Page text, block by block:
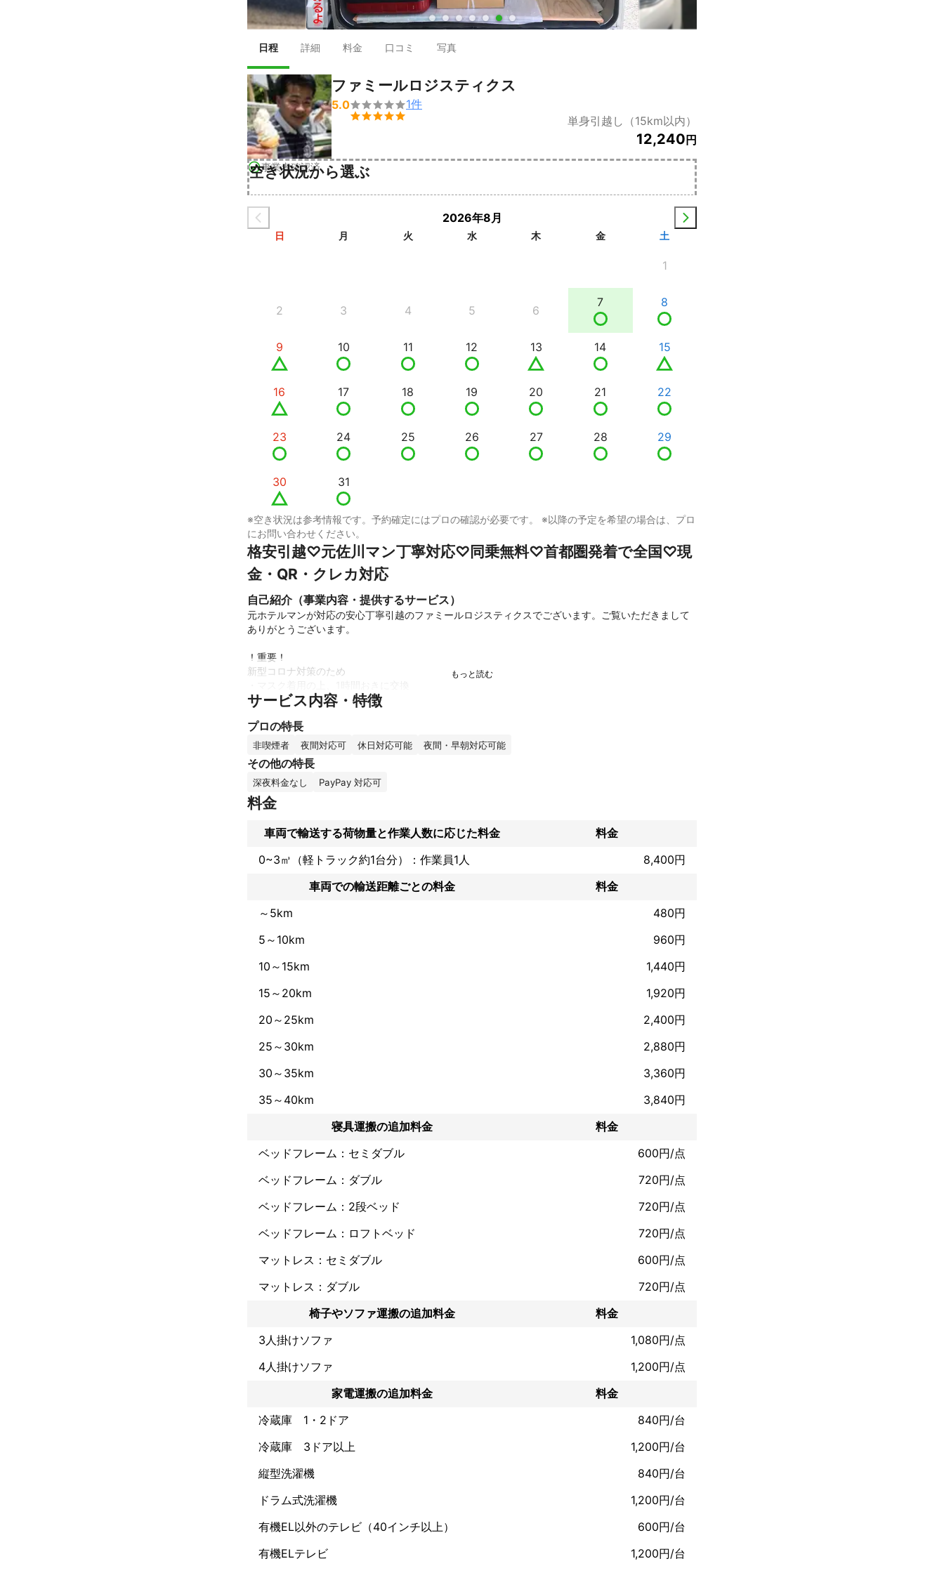
● ● ● ● ● ● ●
日程 詳細 料金 口コミ 写真
事業者確認済
ファミールロジスティクス
5.0

1件
単身引越し（15km以内）
12,240 円
空き状況から選ぶ
2026年8月
日 月 火 水 木 金 土
1
2 3 4 5 6
7 8
9 10 11 12 13 14 15
16 17 18 19 20 21 22
23 24 25 26 27 28 29
30 31
※空き状況は参考情報です。予約確定にはプロの確認が必要です。 ※以降の予定を希望の場合は、プロ
にお問い合わせください。
格安引越♡元佐川マン丁寧対応♡同乗無料♡首都圏発着で全国♡現
金・QR・クレカ対応
自己紹介（事業内容・提供するサービス）
元ホテルマンが対応の安心丁寧引越のファミールロジスティクスでございます。ご覧いただきまして
ありがとうございます。
！重要！
新型コロナ対策のため
・30分おきに手指の消毒
徹底しております
【首都圏発着で全国対応】
【大手引越しの半額以下の格安引越】
【事前見積通りの安心料金】
【お荷物の保険加入済み】
【しっかりとチャットと写メで事前打合せ】
【写真通りの作業員で安心】
【前日の最終確認連絡あり】
♡元佐〇急便、元ディ〇ニーホテルマンの安心接客
♡24時間365日対応
♡予約フォームから簡単自動見積
♡ルーフキャリア付きでダブルベッドもOK
お問い合わせの返信は、即時対応します。
弊社：確認の返信、質問事項
弊社：予約内容確認書、注意事項の送付
お客様：確認
♡正式予約♡
弊社：前日最終確認
お客様：回答
当日
お客様と一緒に荷物の積込、積み下ろし
【ダンボール、緩衝材について】
弊社にてダンボールや緩衝材、ガムテープの支給はございません
【駐車料金・高速料金】
基本的には発生しないように心がけておりますが、発生する場合は必ず事前にご相談いたします
【支払方法】
1名様のみ無料にてご対応可能です
【梱包・荷造り】
作業員到着時には、玄関にすべてのお荷物をおまとめください
サービス内容・特徴
プロの特長
非喫煙者 夜間対応可 休日対応可能 夜間・早朝対応可能
その他の特長
深夜料金なし PayPay 対応可
料金
車両で輸送する荷物量と作業人数に応じた料金
料金
0~3㎥（軽トラック約1台分）：作業員1人
8,400円
車両での輸送距離ごとの料金
料金
～5km
480円
5～10km
960円
10～15km
1,440円
15～20km
1,920円
20～25km
2,400円
25～30km
2,880円
30～35km
3,360円
35～40km
3,840円
寝具運搬の追加料金
料金
ベッドフレーム：セミダブル
600円/点
ベッドフレーム：ダブル
720円/点
ベッドフレーム：2段ベッド
720円/点
ベッドフレーム：ロフトベッド
720円/点
マットレス：セミダブル
600円/点
マットレス：ダブル
720円/点
椅子やソファ運搬の追加料金
料金
3人掛けソファ
1,080円/点
4人掛けソファ
1,200円/点
家電運搬の追加料金
料金
冷蔵庫 1・2ドア
840円/台
冷蔵庫 3ドア以上
1,200円/台
縦型洗濯機
840円/台
ドラム式洗濯機
1,200円/台
有機EL以外のテレビ（40インチ以上）
600円/台
有機ELテレビ
1,200円/台